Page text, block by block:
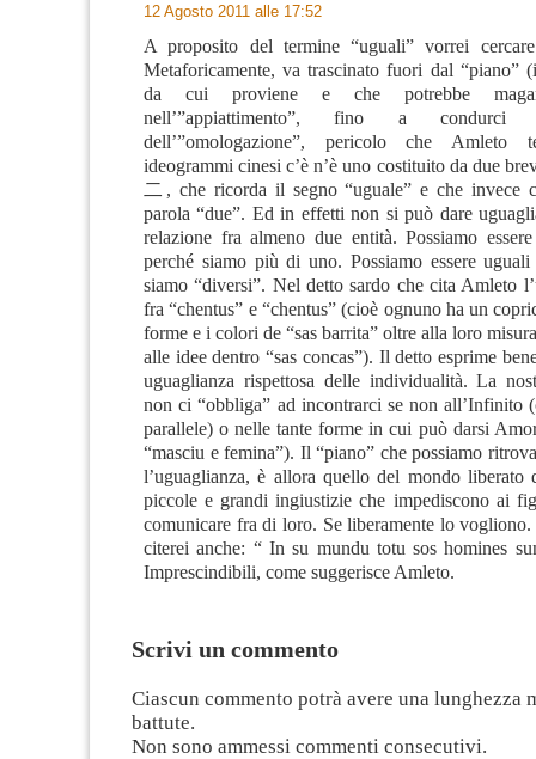
12 Agosto 2011 alle 17:52
A proposito del termine “uguali” vorrei
Metaforicamente, va trascinato fuori dal “piano”
da cui proviene e che potrebbe magari
nell’”appiattimento”, fino a condurci
dell’”omologazione”, pericolo che
ideogrammi cinesi c’è n’è uno costituito da due
二, che ricorda il segno “uguale” e che invece
parola “due”. Ed in effetti non si può dare
relazione fra almeno due entità. Possiamo
perché siamo più di uno. Possiamo essere
siamo “diversi”. Nel detto sardo che cita Amleto
fra “chentus” e “chentus” (cioè ognuno ha un
forme e i colori de “sas barrita” oltre alla loro
alle idee dentro “sas concas”). Il detto esprime
uguaglianza rispettosa delle individualità. La
non ci “obbliga” ad incontrarci se non all’Infinito
parallele) o nelle tante forme in cui può darsi
“masciu e femina”). Il “piano” che possiamo
l’uguaglianza, è allora quello del mondo liberato
piccole e grandi ingiustizie che impediscono ai
comunicare fra di loro. Se liberamente lo
citerei anche: “ In su mundu totu sos homines
Imprescindibili, come suggerisce Amleto.
Scrivi un commento
Ciascun commento potrà avere una lunghezza
battute.
Non sono ammessi commenti consecutivi.